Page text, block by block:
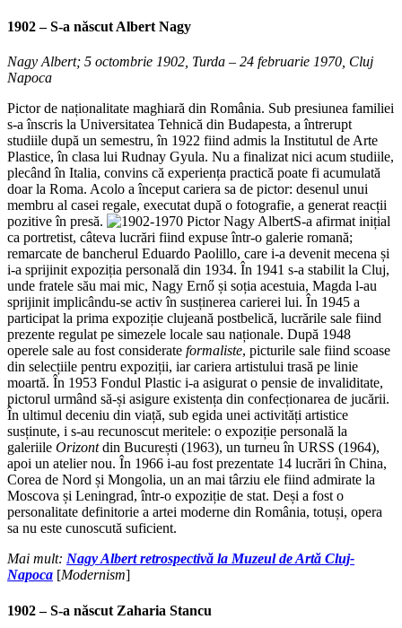
1902 – S-a născut Albert Nagy
Nagy Albert; 5 octombrie 1902, Turda – 24 februarie 1970, Cluj
Napoca
Pictor de naționalitate maghiară din România. Sub presiunea familiei
s-a înscris la Universitatea Tehnică din Budapesta, a întrerupt
studiile după un semestru, în 1922 fiind admis la Institutul de Arte
Plastice, în clasa lui Rudnay Gyula. Nu a finalizat nici acum studiile,
plecând în Italia, convins că experiența practică poate fi acumulată
doar la Roma. Acolo a început cariera sa de pictor: desenul unui
membru al casei regale, executat după o fotografie, a generat reacții
pozitive în presă.
S-a afirmat inițial
ca portretist, câteva lucrări fiind expuse într-o galerie romană;
remarcate de bancherul Eduardo Paolillo, care i-a devenit mecena și
i-a sprijinit expoziția personală din 1934. În 1941 s-a stabilit la Cluj,
unde fratele său mai mic, Nagy Ernő și soția acestuia, Magda l-au
sprijinit implicându-se activ în susținerea carierei lui. În 1945 a
participat la prima expoziție clujeană postbelică, lucrările sale fiind
prezente regulat pe simezele locale sau naționale. După 1948
operele sale au fost considerate formaliste, picturile sale fiind scoase
din selecțiile pentru expoziții, iar cariera artistului trasă pe linie
moartă. În 1953 Fondul Plastic i-a asigurat o pensie de invaliditate,
pictorul urmând să-și asigure existența din confecționarea de jucării.
În ultimul deceniu din viață, sub egida unei activități artistice
susținute, i s-au recunoscut meritele: o expoziție personală la
galeriile Orizontdin București (1963), un turneu în URSS (1964),
apoi un atelier nou. În 1966 i-au fost prezentate 14 lucrări în China,
Corea de Nord și Mongolia, un an mai târziu ele fiind admirate la
Moscova și Leningrad, într-o expoziție de stat. Deși a fost o
personalitate definitorie a artei moderne din România, totuși, opera
sa nu este cunoscută suficient.
Mai mult: Nagy Albert retrospectivă la Muzeul de Artă Cluj-
Napoca [Modernism]
1902 – S-a născut Zaharia Stancu